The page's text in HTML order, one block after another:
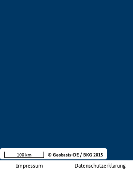
Impressum Datenschutzerklärung
100 km © Geobasis-DE / BKG 2015